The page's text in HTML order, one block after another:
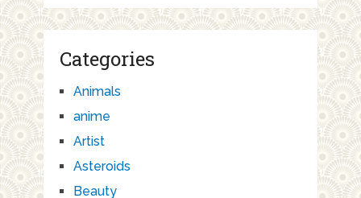
Categories
Animals
anime
Artist
Asteroids
Beauty